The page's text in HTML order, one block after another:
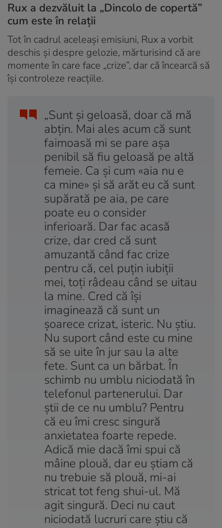
Rux a dezvăluit la „Dincolo de copertă”
cum este în relații
Tot în cadrul aceleași emisiuni, Rux a vorbit
deschis și despre gelozie, mărturisind că are
momente în care face „crize”, dar că încearcă să
își controleze reacțiile.
„Sunt și geloasă, doar că mă
abțin. Mai ales acum că sunt
faimoasă mi se pare așa
penibil să fiu geloasă pe altă
femeie. Ca și cum «aia nu e
ca mine» și să arăt eu că sunt
supărată pe aia, pe care
poate eu o consider
inferioară. Dar fac acasă
crize, dar cred că sunt
amuzantă când fac crize
pentru că, cel puțin iubiții
mei, toți râdeau când se uitau
la mine. Cred că își
imaginează că sunt un
șoarece crizat, isteric. Nu știu.
Nu suport când este cu mine
să se uite în jur sau la alte
fete. Sunt ca un bărbat. În
schimb nu umblu niciodată în
telefonul partenerului. Dar
știi de ce nu umblu? Pentru
că eu îmi cresc singură
anxietatea foarte repede.
Adică mie dacă îmi spui că
mâine plouă, dar eu știam că
nu trebuie să plouă, mi-ai
stricat tot feng shui-ul. Mă
agit singură. Deci nu caut
niciodată lucruri care știu că